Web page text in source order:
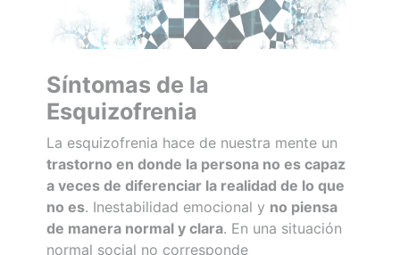
Síntomas de la
Esquizofrenia
La esquizofrenia hace de nuestra mente un
trastorno en donde la persona no es capaz
a veces de diferenciar la realidad de lo que
no es. Inestabilidad emocional y no piensa
de manera normal y clara. En una situación
normal social no corresponde